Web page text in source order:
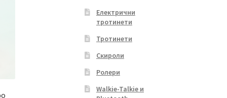
Електрични
тротинети
Тротинети
Скироли
Ролери
Walkie-Talkie и